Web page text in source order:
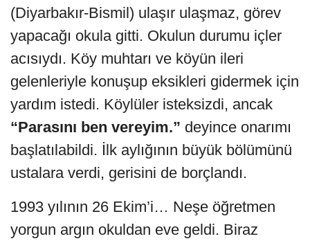
(Diyarbakır-Bismil) ulaşır ulaşmaz, görev
yapacağı okula gitti. Okulun durumu içler
acısıydı. Köy muhtarı ve köyün ileri
gelenleriyle konuşup eksikleri gidermek için
yardım istedi. Köylüler isteksizdi, ancak
“Parasını ben vereyim.” deyince onarımı
başlatılabildi. İlk aylığının büyük bölümünü
ustalara verdi, gerisini de borçlandı.
1993 yılının 26 Ekim’i… Neşe öğretmen
yorgun argın okuldan eve geldi. Biraz